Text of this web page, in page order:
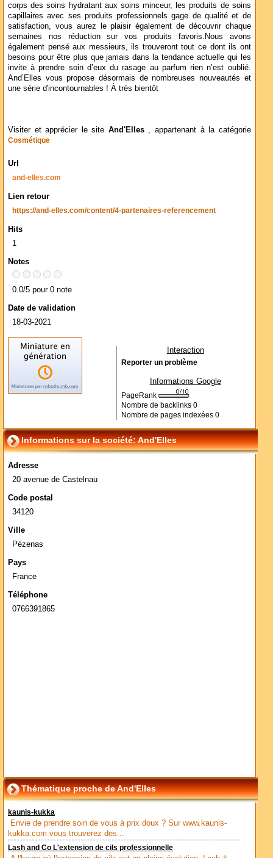
corps des soins hydratant aux soins minceur, les produits de soins
capillaires avec ses produits professionnels gage de qualité et de
satisfaction, vous aurez le plaisir également de découvrir chaque
semaines nos réduction sur vos produits favoris.Nous avons
également pensé aux messieurs, ils trouveront tout ce dont ils ont
besoins pour être plus que jamais dans la tendance actuelle qui les
invite à prendre soin d’eux du rasage au parfum rien n’est oublié.
And’Elles vous propose désormais de nombreuses nouveautés et
une série d'incontournables ! À très bientôt
Visiter et apprécier le site And'Elles , appartenant à la catégorie
Cosmétique
Url
and-elles.com
Lien retour
https://and-elles.com/content/4-partenaires-referencement
Hits
1
Notes
0.0/5 pour 0 note
Date de validation
18-03-2021
Interaction
Reporter un problème
Informations Google
PageRank
Nombre de backlinks 0
Nombre de pages indexées 0
Informations sur la société: And'Elles
Adresse
20 avenue de Castelnau
Code postal
34120
Ville
Pézenas
Pays
France
Téléphone
0766391865
Thématique proche de And'Elles
kaunis-kukka
Envie de prendre soin de vous à prix doux ? Sur www.kaunis-
kukka.com vous trouverez des...
Lash and Co L'extension de cils professionnelle